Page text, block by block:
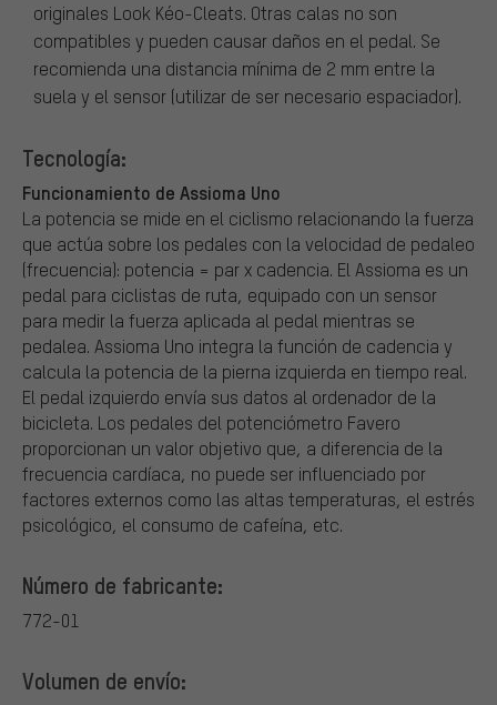
originales Look Kéo-Cleats. Otras calas no son
compatibles y pueden causar daños en el pedal. Se
recomienda una distancia mínima de 2 mm entre la
suela y el sensor (utilizar de ser necesario espaciador).
Tecnología:
Funcionamiento de Assioma Uno
La potencia se mide en el ciclismo relacionando la fuerza
que actúa sobre los pedales con la velocidad de pedaleo
(frecuencia): potencia = par x cadencia. El Assioma es un
pedal para ciclistas de ruta, equipado con un sensor
para medir la fuerza aplicada al pedal mientras se
pedalea. Assioma Uno integra la función de cadencia y
calcula la potencia de la pierna izquierda en tiempo real.
El pedal izquierdo envía sus datos al ordenador de la
bicicleta. Los pedales del potenciómetro Favero
proporcionan un valor objetivo que, a diferencia de la
frecuencia cardíaca, no puede ser influenciado por
factores externos como las altas temperaturas, el estrés
psicológico, el consumo de cafeína, etc.
Número de fabricante:
772-01
Volumen de envío: